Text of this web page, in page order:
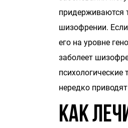
придерживаются
шизофрении.
его на уровне
заболеет
нередко
Как